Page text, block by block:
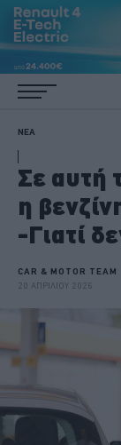
ΝΕΑ
Σε αυτή
η
-Γιατί
CAR & MOTOR TEAM
20 ΑΠΡΙΛΙΟΥ 2026